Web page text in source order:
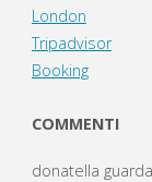
London
Tripadvisor
Booking
COMMENTI
donatella guarda